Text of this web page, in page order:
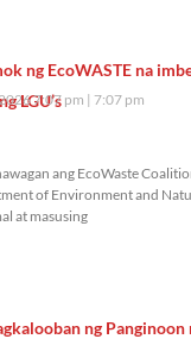
ng EcoWASTE na
LGU’s
7:07 pm 7:07 pm
ang EcoWaste
of Environment and
at masusing
ng Panginoon